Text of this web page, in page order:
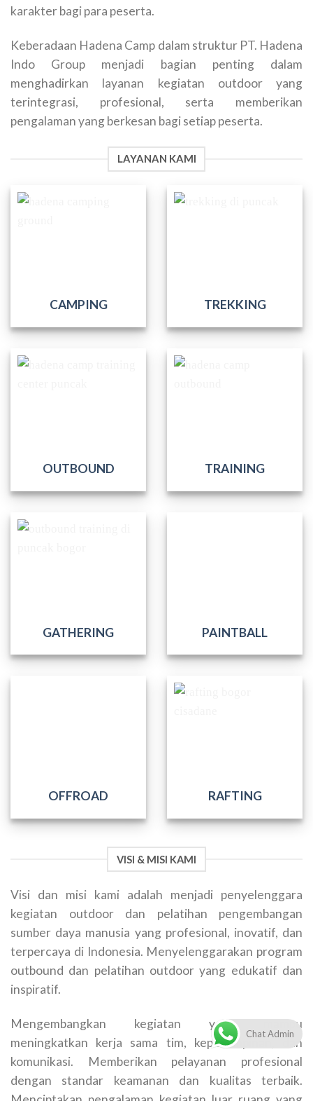
karakter bagi para peserta.
Keberadaan Hadena Camp dalam struktur PT. Hadena
Indo Group menjadi bagian penting dalam
menghadirkan layanan kegiatan outdoor yang
terintegrasi, profesional, serta memberikan
pengalaman yang berkesan bagi setiap peserta.
LAYANAN KAMI
CAMPING TREKKING
OUTBOUND TRAINING
GATHERING PAINTBALL
OFFROAD RAFTING
VISI & MISI KAMI
Visi dan misi kami adalah menjadi penyelenggara
kegiatan outdoor dan pelatihan pengembangan
sumber daya manusia yang profesional, inovatif, dan
terpercaya di Indonesia. Menyelenggarakan program
outbound dan pelatihan outdoor yang edukatif dan
inspiratif.
Mengembangkan kegiatan yang mampu
meningkatkan kerja sama tim, kepemimpinan, dan
komunikasi. Memberikan pelayanan profesional
dengan standar keamanan dan kualitas terbaik.
Chat Admin